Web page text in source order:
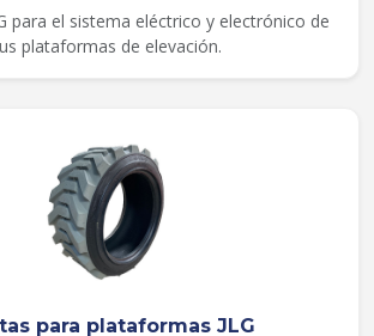
para el sistema eléctrico y electrónico de
plataformas de elevación.
para plataformas JLG